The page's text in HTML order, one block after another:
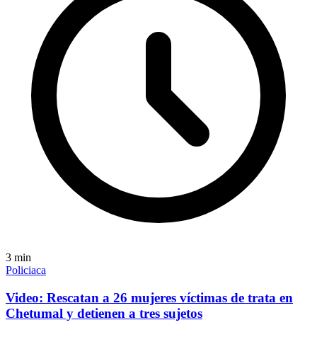
3 min
Policiaca
Video: Rescatan a 26 mujeres víctimas de trata en
Chetumal y detienen a tres sujetos